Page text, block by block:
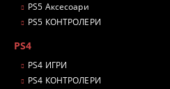
PS5 Аксесоари
PS5 КОНТРОЛЕРИ
PS4
PS4 ИГРИ
PS4 КОНТРОЛЕРИ